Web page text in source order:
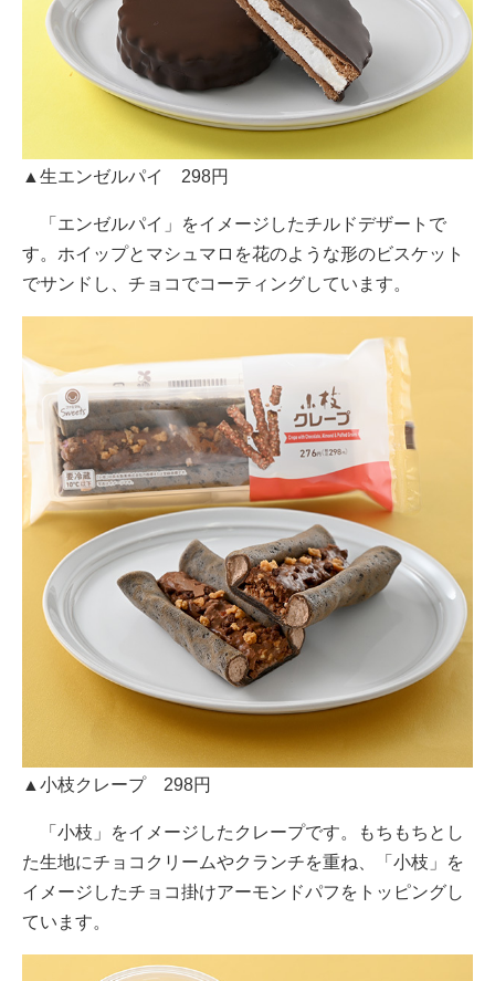
▲生エンゼルパイ 298円
「エンゼルパイ」をイメージしたチルドデザートで
す。ホイップとマシュマロを花のような形のビスケット
でサンドし、チョコでコーティングしています。
▲小枝クレープ 298円
「小枝」をイメージしたクレープです。もちもちとし
た生地にチョコクリームやクランチを重ね、「小枝」を
イメージしたチョコ掛けアーモンドパフをトッピングし
ています。